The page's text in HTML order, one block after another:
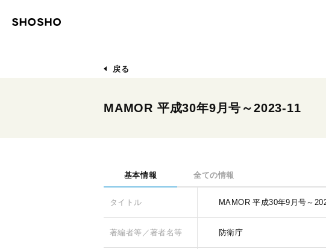
戻る
MAMOR 平成30年9月号～2023-11
基本情報 全ての情報
タイトル MAMOR 平成30年9月号～
著編者等／著者名等 防衛庁